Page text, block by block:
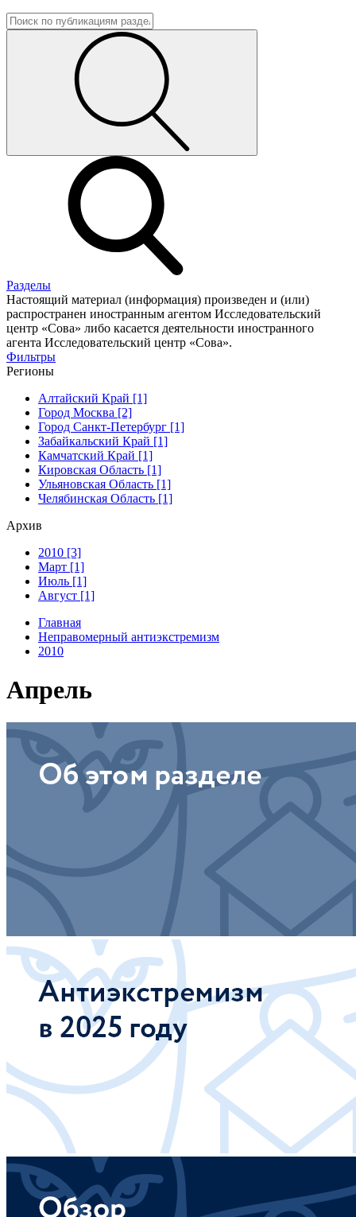
Разделы
Настоящий материал (информация) произведен и (или)
распространен иностранным агентом Исследовательский
центр «Сова» либо касается деятельности иностранного
агента Исследовательский центр «Сова».
Фильтры
Регионы
Алтайский Край [1]
Город Москва [2]
Город Санкт-Петербург [1]
Забайкальский Край [1]
Камчатский Край [1]
Кировская Область [1]
Ульяновская Область [1]
Челябинская Область [1]
Архив
2010 [3]
Март [1]
Июль [1]
Август [1]
Главная
Неправомерный антиэкстремизм
2010
Апрель